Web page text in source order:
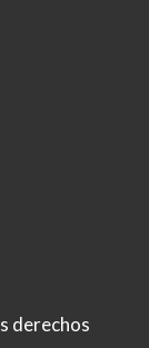
derechos